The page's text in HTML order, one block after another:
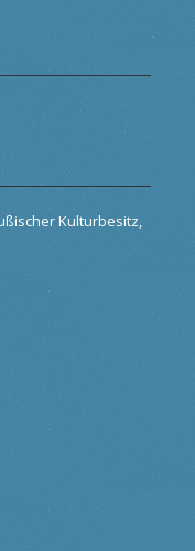
Kulturbesitz,